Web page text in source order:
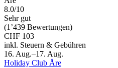
8.0/10
Sehr gut
(1’439 Bewertungen)
CHF 103
inkl. Steuern & Gebühren
16. Aug.–17. Aug.
Holiday Club Åre